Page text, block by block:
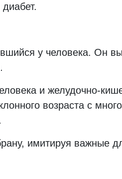
у человека. Он
и желудочно-
возраста с
имитируя важные